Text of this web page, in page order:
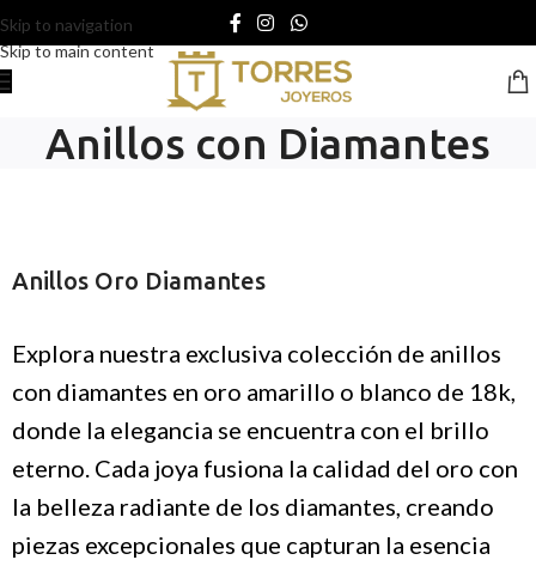
Skip to navigation
Skip to main content
Anillos con Diamantes
Anillos Oro Diamantes
Explora nuestra exclusiva colección de anillos
con diamantes en oro amarillo o blanco de 18k,
donde la elegancia se encuentra con el brillo
eterno. Cada joya fusiona la calidad del oro con
la belleza radiante de los diamantes, creando
piezas excepcionales que capturan la esencia